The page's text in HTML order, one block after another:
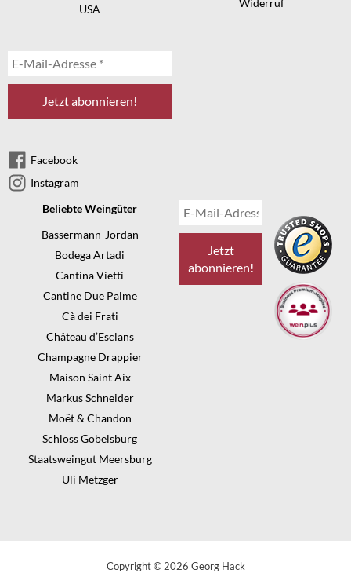
USA
Facebook
Instagram
Beliebte Weingüter
Bassermann-Jordan
Bodega Artadi
Cantina Vietti
Cantine Due Palme
Cà dei Frati
Château d’Esclans
Champagne Drappier
Maison Saint Aix
Markus Schneider
Moët & Chandon
Schloss Gobelsburg
Staatsweingut Meersburg
Uli Metzger
Copyright © 2026 Georg Hack